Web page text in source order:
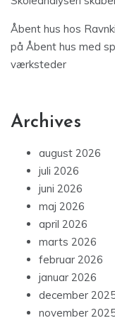
Åbent hus hos
på Åbent hus med
værksteder
Archives
august 2026
juli 2026
juni 2026
maj 2026
april 2026
marts 2026
februar 2026
januar 2026
december
november